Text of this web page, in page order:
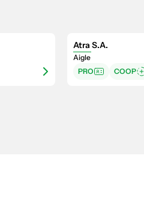
Atra S.A.
Aigle
PRO
COOP